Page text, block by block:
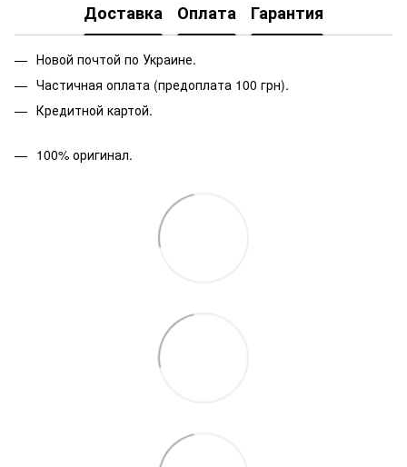
Доставка Оплата Гарантия
Новой почтой по Украине.
Частичная оплата (предоплата 100 грн).
Кредитной картой.
100% оригинал.